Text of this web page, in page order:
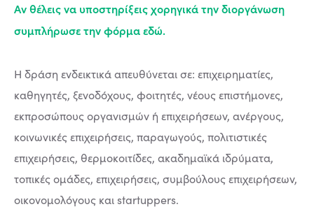
Αν θέλεις να υποστηρίξεις χορηγικά την διοργάνωση
συμπλήρωσε την φόρμαεδώ.
Η δράση ενδεικτικά απευθύνεται σε: επιχειρηματίες,
καθηγητές, ξενοδόχους, φοιτητές, νέους επιστήμονες,
εκπροσώπους οργανισμών ή επιχειρήσεων, ανέργους,
κοινωνικές επιχειρήσεις, παραγωγούς, πολιτιστικές
επιχειρήσεις, θερμοκοιτίδες, ακαδημαϊκά ιδρύματα,
τοπικές ομάδες, επιχειρήσεις, συμβούλους επιχειρήσεων,
οικονομολόγους και startuppers.